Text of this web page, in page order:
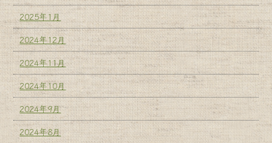
2025年1月
2024年12月
2024年11月
2024年10月
2024年9月
2024年8月